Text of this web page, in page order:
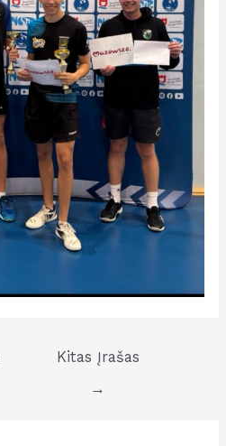
Kitas Įrašas
→